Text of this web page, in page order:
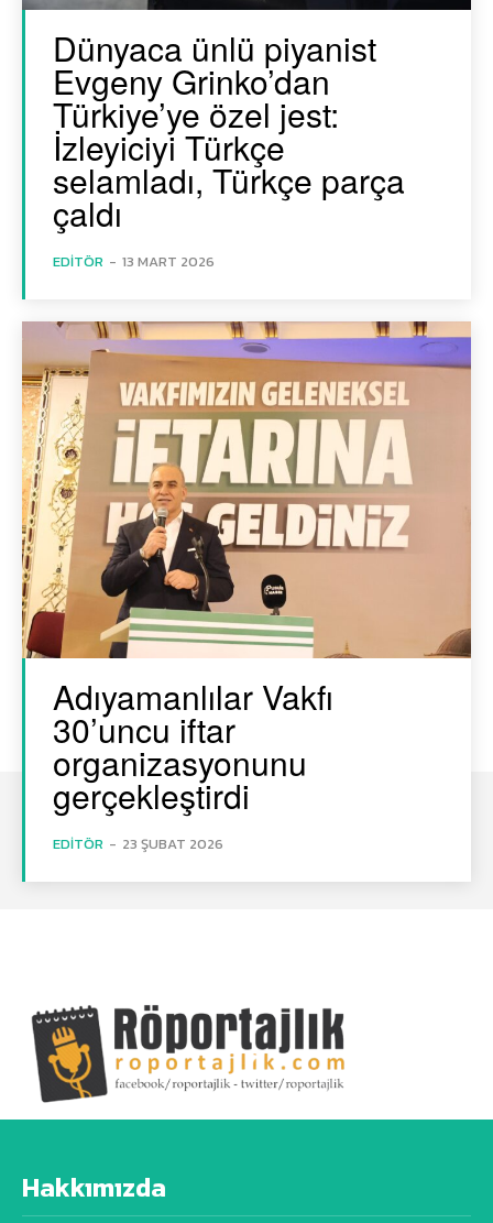
Dünyaca ünlü piyanist
Evgeny Grinko’dan
Türkiye’ye özel jest:
İzleyiciyi Türkçe
selamladı, Türkçe parça
çaldı
EDITÖR - 13 MART 2026
Adıyamanlılar Vakfı
30’uncu iftar
organizasyonunu
gerçekleştirdi
EDITÖR - 23 ŞUBAT 2026
Hakkımızda